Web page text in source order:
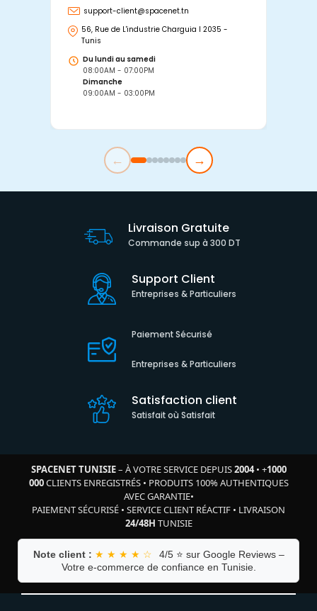
support-client@spacenet.tn
56, Rue de L'industrie Charguia I 2035 -
Tunis
Du lundi au samedi
08:00AM - 07:00PM
Dimanche
09:00AM - 03:00PM
← →
Livraison Gratuite
Commande sup à 300 DT
Support Client
Entreprises & Particuliers
Paiement Sécurisé
Entreprises & Particuliers
Satisfaction client
Satisfait où Satisfait
SPACENET TUNISIE– À VOTRE SERVICE DEPUIS2004• +1000
000CLIENTS ENREGISTRÉS• PRODUITS 100% AUTHENTIQUES
AVEC GARANTIE•
PAIEMENT SÉCURISÉ • SERVICE CLIENT RÉACTIF • LIVRAISON
24/48H TUNISIE
Note client : ★ ★ ★ ★ ☆
4/5 ⭐ sur Google Reviews –
Votre e-commerce de confiance en Tunisie.